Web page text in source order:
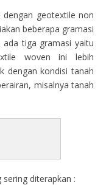
dengan geotextile non
beberapa gramasi
tiga gramasi yaitu
woven ini lebih
dengan kondisi tanah
misalnya tanah
diterapkan :